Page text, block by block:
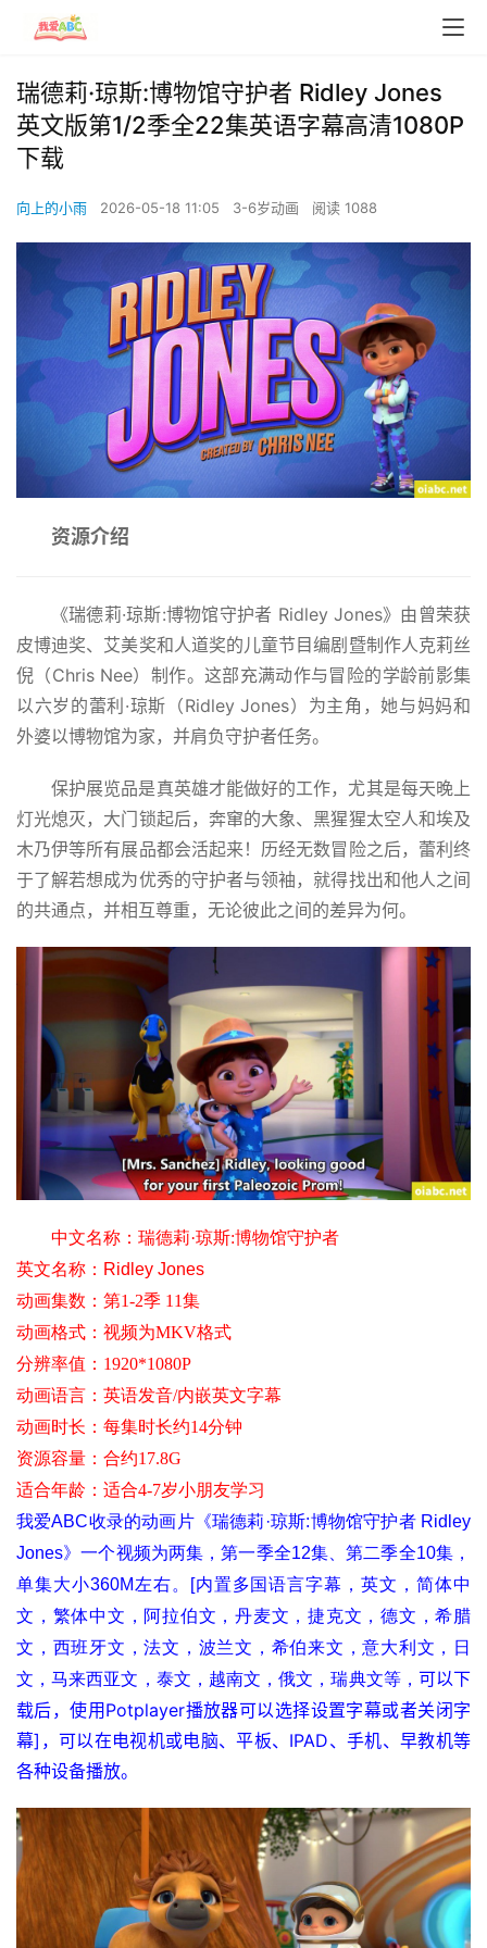
首
瑞德莉·琼斯:博物馆守护者 Ridley Jones
英文版第1/2季全22集英语字幕高清1080P
下载
向上的小雨 2026-05-18 11:05 3-6岁动画 阅读 1088
资源介绍
《瑞德莉·琼斯:博物馆守护者 Ridley Jones》由曾荣获
皮博迪奖、艾美奖和人道奖的儿童节目编剧暨制作人克莉丝
倪（Chris Nee）制作。这部充满动作与冒险的学龄前影集
以六岁的蕾利·琼斯（Ridley Jones）为主角，她与妈妈和
外婆以博物馆为家，并肩负守护者任务。
保护展览品是真英雄才能做好的工作，尤其是每天晚上
灯光熄灭，大门锁起后，奔窜的大象、黑猩猩太空人和埃及
木乃伊等所有展品都会活起来！历经无数冒险之后，蕾利终
于了解若想成为优秀的守护者与领袖，就得找出和他人之间
的共通点，并相互尊重，无论彼此之间的差异为何。
中文名称： 瑞德莉·琼斯:博物馆守护者
英文名称： Ridley Jones
动画集数：第1-2季 11集
动画格式：视频为MKV格式
分辨率值 ：1920*1080P
动画语言：英语发音/内嵌英文字幕
动画时长：每集时长约14分钟
资源容量：合约17.8G
适合年龄 ：适合4-7岁小朋友学习
我爱ABC收录的动画片《瑞德莉·琼斯:博物馆守护者 Ridley
Jones》一个视频为两集，第一季全12集、第二季全10集，
单集大小360M左右。[内置多国语言字幕，英文，简体中
文，繁体中文，阿拉伯文，丹麦文，捷克文，德文，希腊
文，西班牙文，法文，波兰文，希伯来文，意大利文，日
文，马来西亚文，泰文，越南文，俄文，瑞典文等， 可以下
载后，使用Potplayer播放器可以选择设置字幕或者关闭字
幕]，可以在电视机或电脑、平板、IPAD、手机、早教机等
各种设备播放。